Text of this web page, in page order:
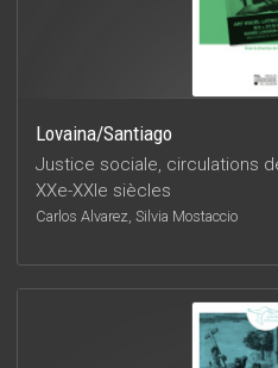
Lovaina/Santiago
Justice sociale, circulations
XXe-XXIe siècles
Carlos Alvarez, Silvia Mostaccio